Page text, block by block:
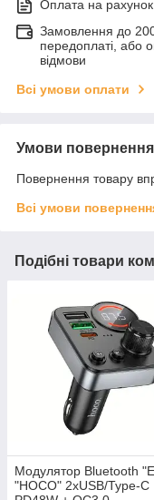
Оплата на рахунок
Замовлення до
передоплаті, або
відмови
Всі умови оплати
Умови повернення
Повернення товару
Всі умови
Подібні товари
Модулятор Bluetooth
"HOCO" 2хUSB/Type-C